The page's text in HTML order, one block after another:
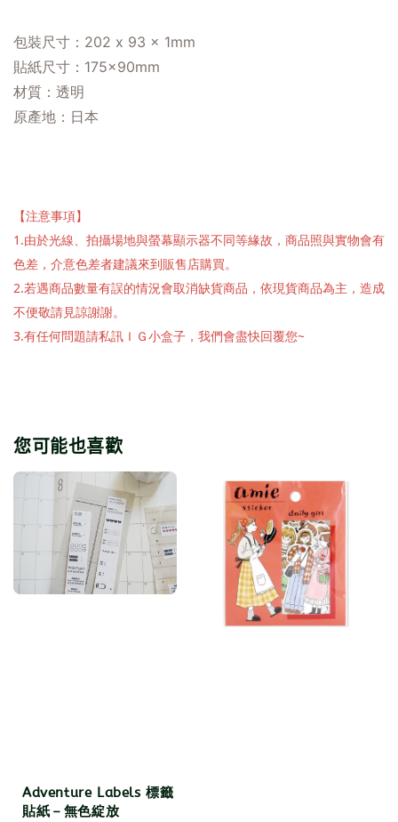
包裝尺寸：202 x 93 x 1mm
貼紙尺寸：175×90mm
材質：透明
原產地 ： 日本
【注意事項】
1.由於光線、拍攝場地與螢幕顯示器不同等緣故，商品照與實物會有
色差，介意色差者建議來到販售店購買。
2.若遇商品數量有誤的情況會取消缺貨商品，依現貨商品為主，造成
不便敬請見諒謝謝。
3.有任何問題請私訊ＩＧ小盒子，我們會盡快回覆您~
您可能也喜歡
Adventure Labels 標籤
貼紙－無色綻放